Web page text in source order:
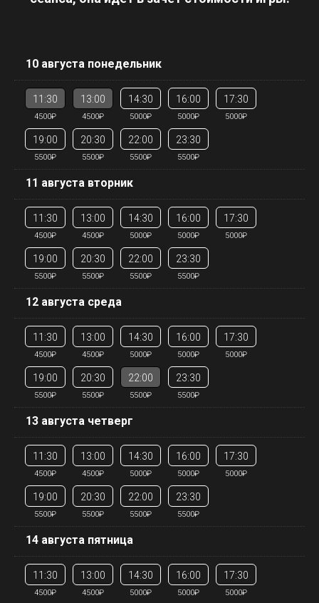
10 августа понедельник
11:30
4500₽
13:00
4500₽
14:30
5000₽
16:00
5000₽
17:30
5000₽
19:00
5500₽
20:30
5500₽
22:00
5500₽
23:30
5500₽
11 августа вторник
11:30
4500₽
13:00
4500₽
14:30
5000₽
16:00
5000₽
17:30
5000₽
19:00
5500₽
20:30
5500₽
22:00
5500₽
23:30
5500₽
12 августа среда
11:30
4500₽
13:00
4500₽
14:30
5000₽
16:00
5000₽
17:30
5000₽
19:00
5500₽
20:30
5500₽
22:00
5500₽
23:30
5500₽
13 августа четверг
11:30
4500₽
13:00
4500₽
14:30
5000₽
16:00
5000₽
17:30
5000₽
19:00
5500₽
20:30
5500₽
22:00
5500₽
23:30
5500₽
14 августа пятница
11:30
4500₽
13:00
4500₽
14:30
5000₽
16:00
5000₽
17:30
5000₽